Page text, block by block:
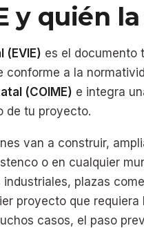
y quién
(EVIE) es el documento
a la
(COIME) e integra
de tu proyecto.
van a construir,
o en cualquier
plazas
proyecto que
casos, el paso